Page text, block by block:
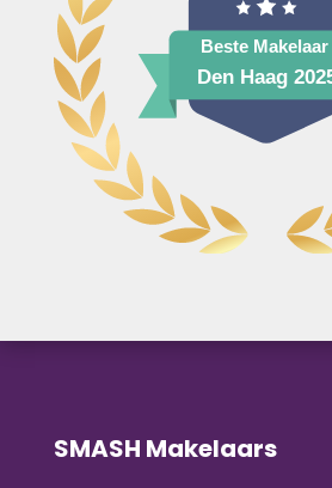
SMASH Makelaars